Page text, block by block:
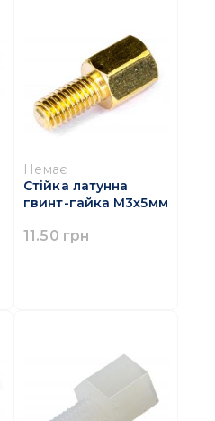
Немає
Стійка латунна
гвинт-гайка M3х5мм
11.50 грн